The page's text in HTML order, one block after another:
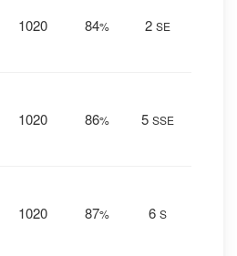
1020 84% 2 SE
1020 86% 5 SSE
1020 87% 6 S